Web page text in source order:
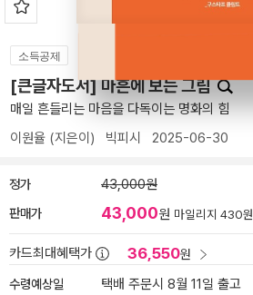
소득공제
[큰글자도서] 마흔에 보는 그림
매일 흔들리는 마음을 다독이는 명화의 힘
이원율 (지은이) 빅피시 2025-06-30
정가 43,000원
판매가 43,000원 마일리지 430원
카드최대혜택가 36,550원
수령예상일
택배 주문시 8월 11일 출고